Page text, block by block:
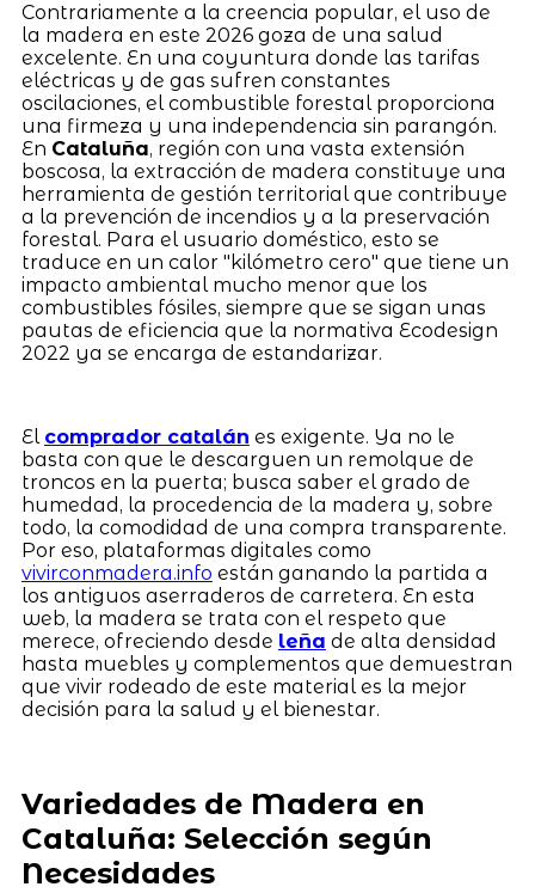
Contrariamente a la creencia popular, el uso de
la madera en este 2026 goza de una salud
excelente. En una coyuntura donde las tarifas
eléctricas y de gas sufren constantes
oscilaciones, el combustible forestal proporciona
una firmeza y una independencia sin parangón.
En Cataluña, región con una vasta extensión
boscosa, la extracción de madera constituye una
herramienta de gestión territorial que contribuye
a la prevención de incendios y a la preservación
forestal. Para el usuario doméstico, esto se
traduce en un calor "kilómetro cero" que tiene un
impacto ambiental mucho menor que los
combustibles fósiles, siempre que se sigan unas
pautas de eficiencia que la normativa Ecodesign
2022 ya se encarga de estandarizar.
El comprador catalán es exigente. Ya no le
basta con que le descarguen un remolque de
troncos en la puerta; busca saber el grado de
humedad, la procedencia de la madera y, sobre
todo, la comodidad de una compra transparente.
Por eso, plataformas digitales como
vivirconmadera.info están ganando la partida a
los antiguos aserraderos de carretera. En esta
web, la madera se trata con el respeto que
merece, ofreciendo desde leña de alta densidad
hasta muebles y complementos que demuestran
que vivir rodeado de este material es la mejor
decisión para la salud y el bienestar.
Variedades de Madera en
Cataluña: Selección según
Necesidades